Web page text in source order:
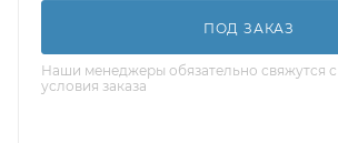
ПОД ЗАКАЗ
Наши менеджеры обязательно свяжутся с
условия заказа